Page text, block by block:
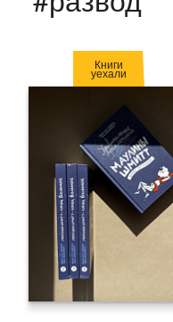
Книги
уехали